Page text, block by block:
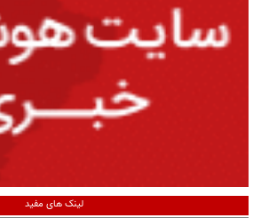
لینک های مفید